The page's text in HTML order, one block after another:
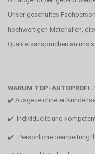
Unser geschultes
hochwertigen Materialien,
Qualitetsansprüchen an uns
WARUM TOP-
✔️ Ausgezeichneter
✔️ Individuelle und
✔️ Persönliche bearbeitung